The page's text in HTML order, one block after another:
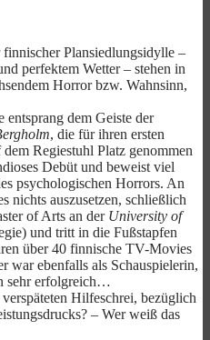
Plansiedlungsidylle –
perfektem Wetter – stehen in
Horror bzw. Wahnsinn,
dem Geiste der
, die für ihren ersten
Regiestuhl Platz genommen
Debüt und beweist viel
psychologischen Horrors. An
nichts auszusetzen, schließlich
of Arts an der University of
und tritt in die Fußstapfen
über 40 finnische TV-Movies
war ebenfalls als Schauspielerin,
sehr erfolgreich…
Hilfeschrei, bezüglich
– Wer weiß das